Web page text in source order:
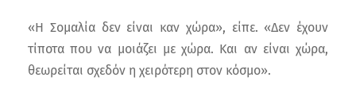
«Η Σομαλία δεν είναι καν χώρα», είπε. «Δεν έχουν
τίποτα που να μοιάζει με χώρα. Και αν είναι χώρα,
θεωρείται σχεδόν η χειρότερη στον κόσμο».